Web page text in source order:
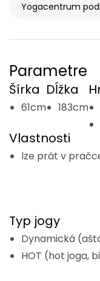
Yogacentrum
Parametre
Šírka
61cm
Dĺžka
183cm
Vlastnosti
lze prát v
Typ jogy
Dynamická
HOT (hot joga,